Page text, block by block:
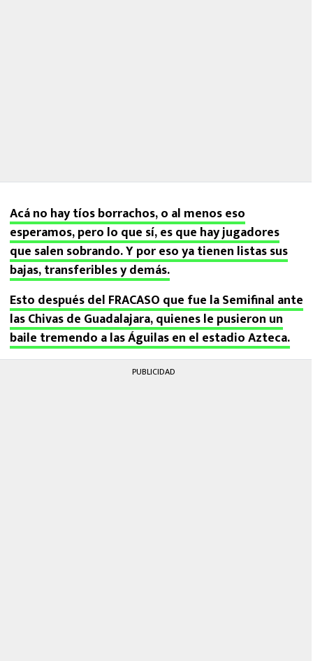
Acá no hay tíos borrachos, o al menos eso
esperamos, pero lo que sí, es que hay jugadores
que salen sobrando. Y por eso ya tienen listas sus
bajas, transferibles y demás.
Esto después del FRACASO que fue la Semifinal ante
las Chivas de Guadalajara, quienes le pusieron un
baile tremendo a las Águilas en el estadio Azteca.
PUBLICIDAD